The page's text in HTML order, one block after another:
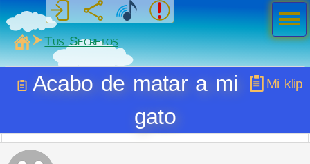
MiSabueso
Tus Secretos
Mi klip
Acabo de matar a mi
gato
Men
ú